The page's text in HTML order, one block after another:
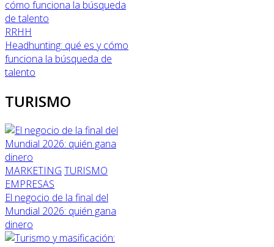
RRHH
Headhunting: qué es y cómo
funciona la búsqueda de
talento
TURISMO
MARKETING TURISMO
EMPRESAS
El negocio de la final del
Mundial 2026: quién gana
dinero